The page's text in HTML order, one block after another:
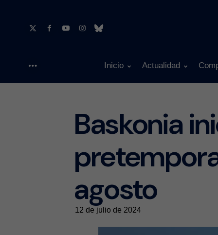
Inicio Actualidad
Baskonia
agosto
12 de julio de 2024